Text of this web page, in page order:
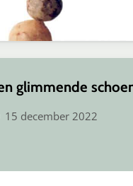
glimmende
15 december 2022